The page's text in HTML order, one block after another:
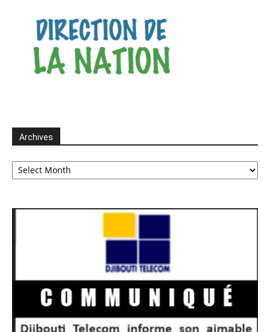
Archives
Archives